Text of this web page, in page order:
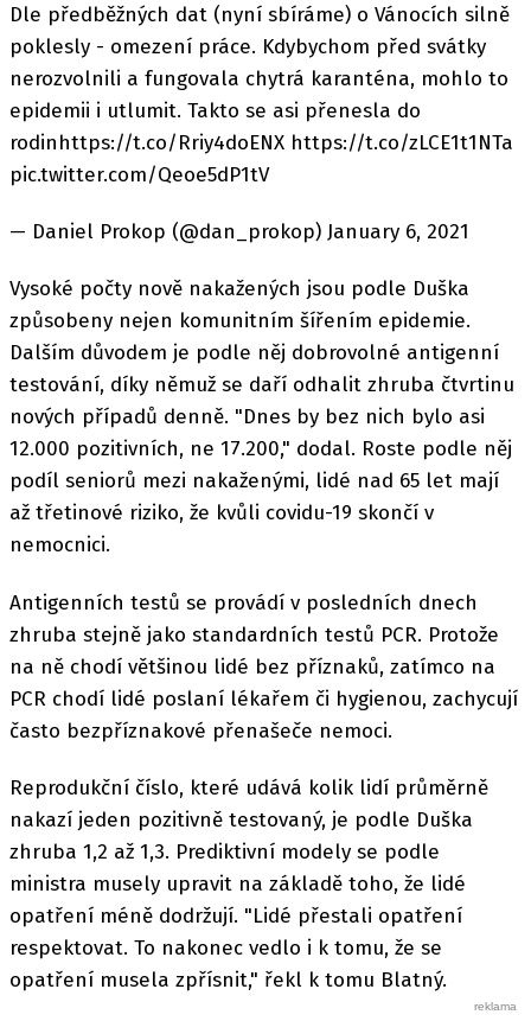
Dle předběžných dat (nyní sbíráme) o Vánocích silně
poklesly - omezení práce. Kdybychom před svátky
nerozvolnili a fungovala chytrá karanténa, mohlo to
epidemii i utlumit. Takto se asi přenesla do
rodinhttps://t.co/Rriy4doENX https://t.co/zLCE1t1NTa
pic.twitter.com/Qeoe5dP1tV
— Daniel Prokop (@dan_prokop) January 6, 2021
Vysoké počty nově nakažených jsou podle Duška
způsobeny nejen komunitním šířením epidemie.
Dalším důvodem je podle něj dobrovolné antigenní
testování, díky němuž se daří odhalit zhruba čtvrtinu
nových případů denně. "Dnes by bez nich bylo asi
12.000 pozitivních, ne 17.200," dodal. Roste podle něj
podíl seniorů mezi nakaženými, lidé nad 65 let mají
až třetinové riziko, že kvůli covidu-19 skončí v
nemocnici.
Antigenních testů se provádí v posledních dnech
zhruba stejně jako standardních testů PCR. Protože
na ně chodí většinou lidé bez příznaků, zatímco na
PCR chodí lidé poslaní lékařem či hygienou, zachycují
často bezpříznakové přenašeče nemoci.
Reprodukční číslo, které udává kolik lidí průměrně
nakazí jeden pozitivně testovaný, je podle Duška
zhruba 1,2 až 1,3. Prediktivní modely se podle
ministra musely upravit na základě toho, že lidé
opatření méně dodržují. "Lidé přestali opatření
respektovat. To nakonec vedlo i k tomu, že se
opatření musela zpřísnit," řekl k tomu Blatný.